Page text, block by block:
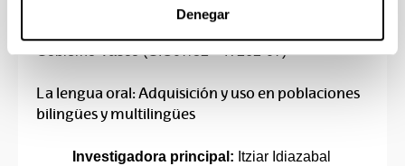
Denegar
2007-2010
Gobierno Vasco (GIC07/82 – IT262-07)
La lengua oral: Adquisición y uso en poblaciones
bilingües y multilingües
Investigadora principal: Itziar Idiazabal